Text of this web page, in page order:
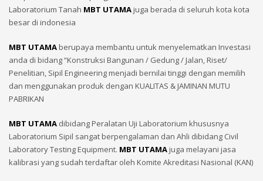
Laboratorium Tanah MBT UTAMAjuga berada di seluruh kota kota
besar di indonesia
MBT UTAMAberupaya membantu untuk menyelematkan Investasi
anda di bidang “Konstruksi Bangunan / Gedung / Jalan, Riset/
Penelitian, Sipil Engineering menjadi bernilai tinggi dengan memilih
dan menggunakan produk dengan KUALITAS & JAMINAN MUTU
PABRIKAN
MBT UTAMA dibidang Peralatan Uji Laboratorium khususnya
Laboratorium Sipil sangat berpengalaman dan Ahli dibidang Civil
Laboratory Testing Equipment. MBT UTAMAjuga melayani jasa
kalibrasi yang sudah terdaftar oleh Komite Akreditasi Nasional (KAN)